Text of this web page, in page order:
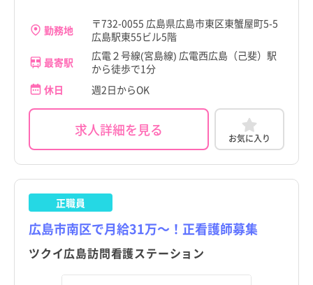
勤務地
〒732-0055 広島県広島市東区東蟹屋町5-5
広島駅東55ビル5階
最寄駅
広電２号線(宮島線) 広電西広島（己斐）駅
から徒歩で1分
休日
週2日からOK
求人詳細を見る お気に入り
正職員
広島市南区で月給31万～！正看護師募集
ツクイ広島訪問看護ステーション